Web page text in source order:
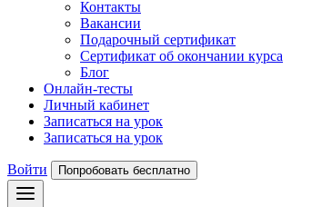
Контакты
Вакансии
Подарочный сертификат
Сертификат об окончании курса
Блог
Онлайн-тесты
Личный кабинет
Записаться на урок
Записаться на урок
Войти Попробовать бесплатно